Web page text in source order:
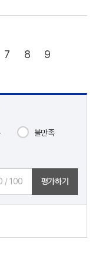
7 8 9
불만족
/ 100 평가하기